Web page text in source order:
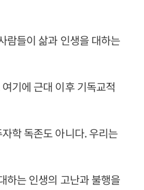
람들이 삶과 인생을 대하는
기에 근대 이후 기독교적
학 독존도 아니다. 우리는
하는 인생의 고난과 불행을